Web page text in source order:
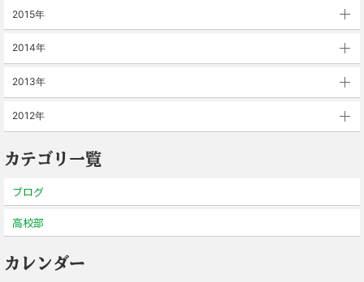
2015年
2014年
2013年
2012年
カテゴリ一覧
ブログ
高校部
カレンダー